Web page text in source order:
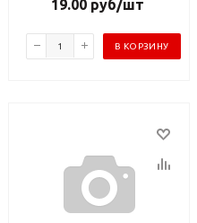
19.00 руб/шт
В КОРЗИНУ